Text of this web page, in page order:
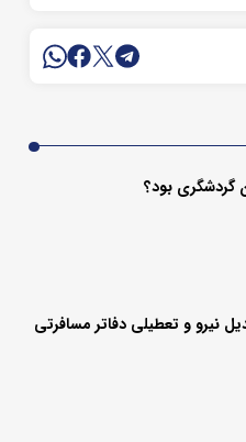
نیرو و تعطیلی دفاتر مسافرتی